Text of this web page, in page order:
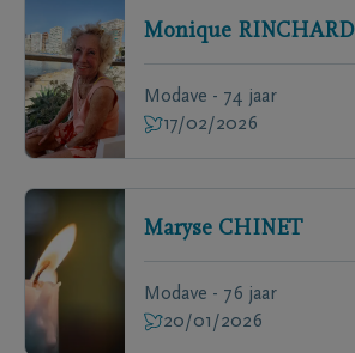
Monique RINCHARD
Modave - 74 jaar
17/02/2026
Maryse CHINET
Modave - 76 jaar
20/01/2026